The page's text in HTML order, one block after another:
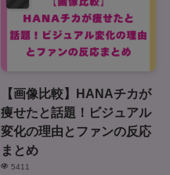
【画像比較】HANAチカが
痩せたと話題！ビジュアル
変化の理由とファンの反応
まとめ
5411